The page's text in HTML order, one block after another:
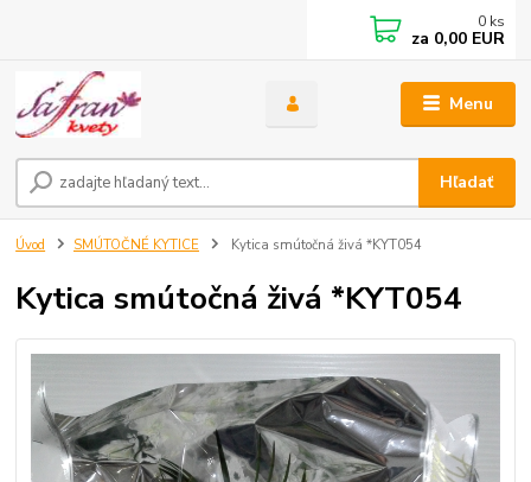
Menu
Hľadať
0 ks
za 0,00 EUR
Úvod SMÚTOČNÉ KYTICE Kytica smútočná živá *KYT054
Kytica smútočná živá *KYT054